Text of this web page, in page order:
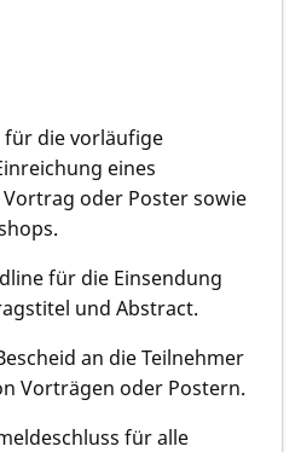
für die vorläufige
eines
oder Poster sowie
für die Einsendung
und Abstract.
an die Teilnehmer
Vorträgen oder Postern.
für alle